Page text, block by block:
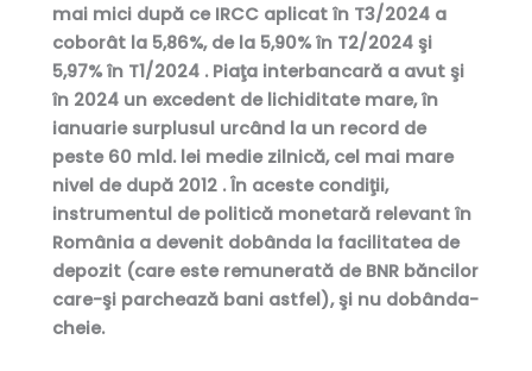
mai mici după ce IRCC aplicat în T3/2024 a
coborât la 5,86%, de la 5,90% în T2/2024 şi
5,97% în T1/2024 . Piaţa interbancară a avut şi
în 2024 un excedent de lichiditate mare, în
ianuarie surplusul urcând la un record de
peste 60 mld. lei medie zilnică, cel mai mare
nivel de după 2012 . În aceste condiţii,
instrumentul de politică monetară relevant în
România a devenit dobânda la facilitatea de
depozit (care este remunerată de BNR băncilor
care-şi parchează bani astfel), şi nu dobânda-
cheie.